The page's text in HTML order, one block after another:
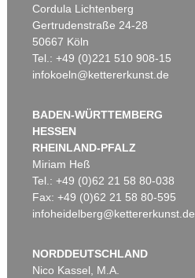
Cordula Lichtenberg
Gertrudenstraße 24-28
50667 Köln
Tel.: +49 (0)221 510 908-15
infokoeln@kettererkunst.de
BADEN-WÜRTTEMBERG
HESSEN
RHEINLAND-PFALZ
Miriam Heß
Tel.: +49 (0)62 21 58 80-038
Fax: +49 (0)62 21 58 80-595
infoheidelberg@kettererkunst.de
NORDDEUTSCHLAND
Nico Kassel, M.A.